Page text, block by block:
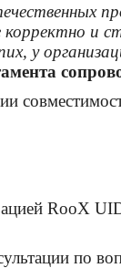
и
у
RooX
по